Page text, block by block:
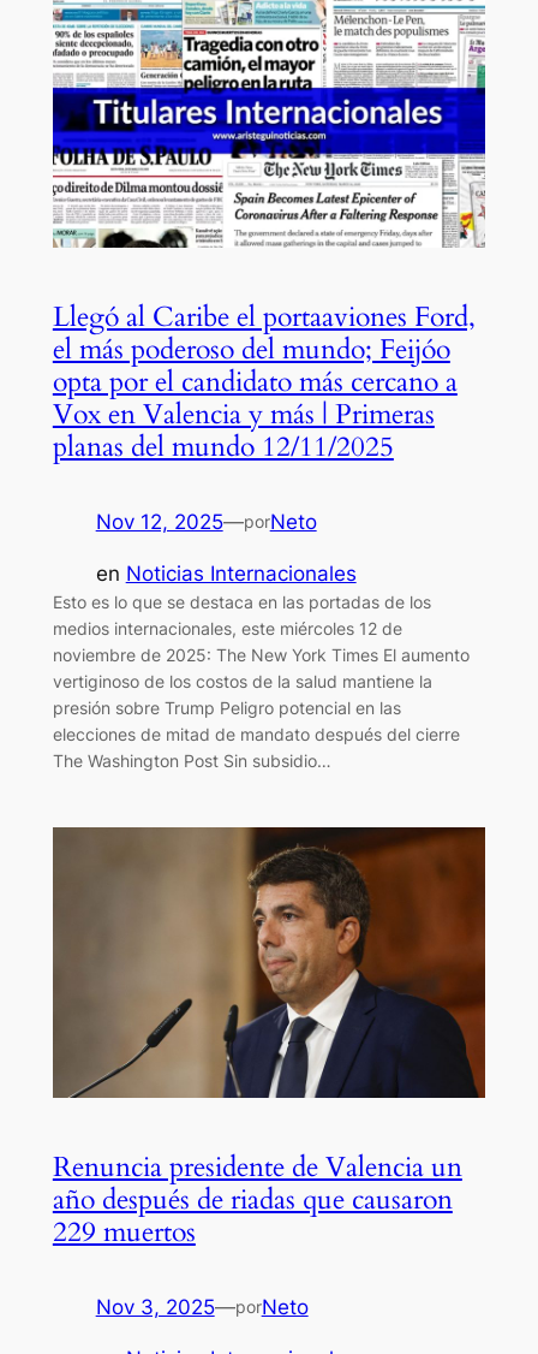
Llegó al Caribe el portaaviones Ford,
el más poderoso del mundo; Feijóo
opta por el candidato más cercano a
Vox en Valencia y más | Primeras
planas del mundo 12/11/2025
Nov 12, 2025—porNeto
en Noticias Internacionales
Esto es lo que se destaca en las portadas de los
medios internacionales, este miércoles 12 de
noviembre de 2025: The New York Times El aumento
vertiginoso de los costos de la salud mantiene la
presión sobre Trump Peligro potencial en las
elecciones de mitad de mandato después del cierre
The Washington Post Sin subsidio…
Renuncia presidente de Valencia un
año después de riadas que causaron
229 muertos
Nov 3, 2025—porNeto